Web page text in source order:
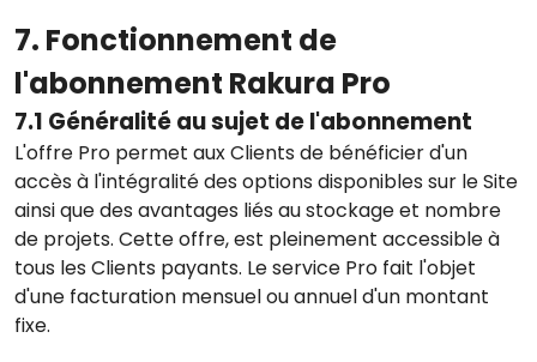
7. Fonctionnement de
l'abonnement Rakura Pro
7.1 Généralité au sujet de l'abonnement
L'offre Pro permet aux Clients de bénéficier d'un
accès à l'intégralité des options disponibles sur le Site
ainsi que des avantages liés au stockage et nombre
de projets. Cette offre, est pleinement accessible à
tous les Clients payants. Le service Pro fait l'objet
d'une facturation mensuel ou annuel d'un montant
fixe.